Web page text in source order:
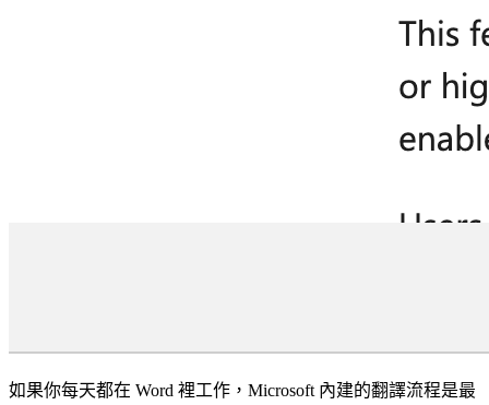
如果你每天都在 Word 裡工作，Microsoft 內建的翻譯流程是最